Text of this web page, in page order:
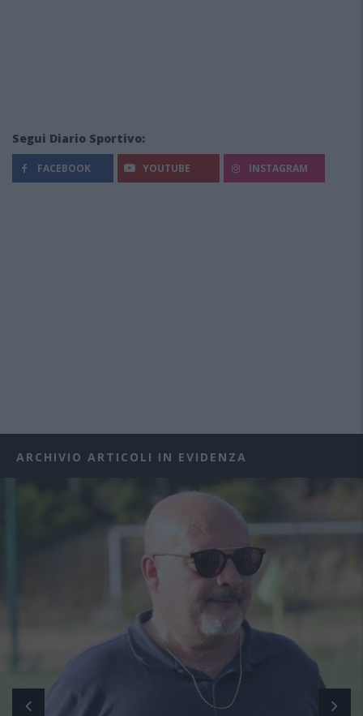
Segui Diario Sportivo:
FACEBOOK YOUTUBE INSTAGRAM
ARCHIVIO ARTICOLI IN EVIDENZA